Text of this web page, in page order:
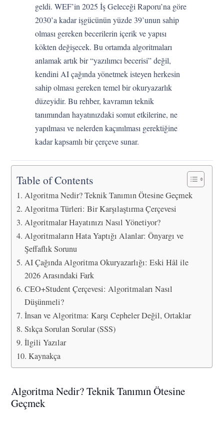
geldi. WEF’in 2025 İş Geleceği Raporu’na göre
2030’a kadar işgücünün yüzde 39’unun sahip
olması gereken becerilerin içerik ve yapısı
kökten değişecek. Bu ortamda algoritmaları
anlamak artık bir “yazılımcı becerisi” değil,
kendini AI çağında yönetmek isteyen herkesin
sahip olması gereken temel bir okuryazarlık
düzeyidir. Bu rehber, kavramın teknik
tanımından hayatınızdaki somut etkilerine, ne
yapılması ve nelerden kaçınılması gerektiğine
kadar kapsamlı bir çerçeve sunar.
Table of Contents
Algoritma Nedir? Teknik Tanımın Ötesine Geçmek
Algoritma Türleri: Bir Karşılaştırma Çerçevesi
Algoritmalar Hayatınızı Nasıl Yönetiyor?
Algoritmaların Hata Yaptığı Alanlar: Önyargı ve
Şeffaflık Sorunu
AI Çağında Algoritma Okuryazarlığı: Eski Hâl ile
2026 Arasındaki Fark
CEO+Student Çerçevesi: Algoritmaları Nasıl
Düşünmeli?
İnsan ve Algoritma: Karşı Cepheler Değil, Ortaklar
Sıkça Sorulan Sorular (SSS)
İlgili Yazılar
Kaynakça
Algoritma Nedir? Teknik Tanımın Ötesine
Geçmek